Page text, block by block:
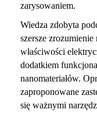
zarysowaniem.
Wiedza zdobyta
szersze
właściwości
dodatkiem
nanomateriałów.
zaproponowane
się ważnymi